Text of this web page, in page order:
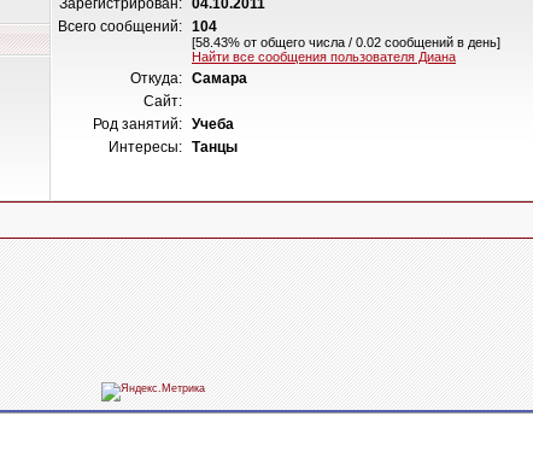
Зарегистрирован: 04.10.2011
Всего сообщений: 104
[58.43% от общего числа / 0.02 сообщений в день]
Найти все сообщения пользователя Диана
Откуда: Самара
Сайт:
Род занятий: Учеба
Интересы: Танцы